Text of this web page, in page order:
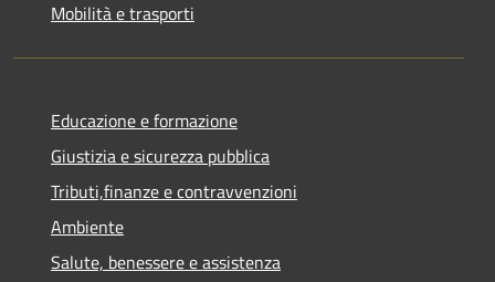
Mobilità e trasporti
Educazione e formazione
Giustizia e sicurezza pubblica
Tributi,finanze e contravvenzioni
Ambiente
Salute, benessere e assistenza